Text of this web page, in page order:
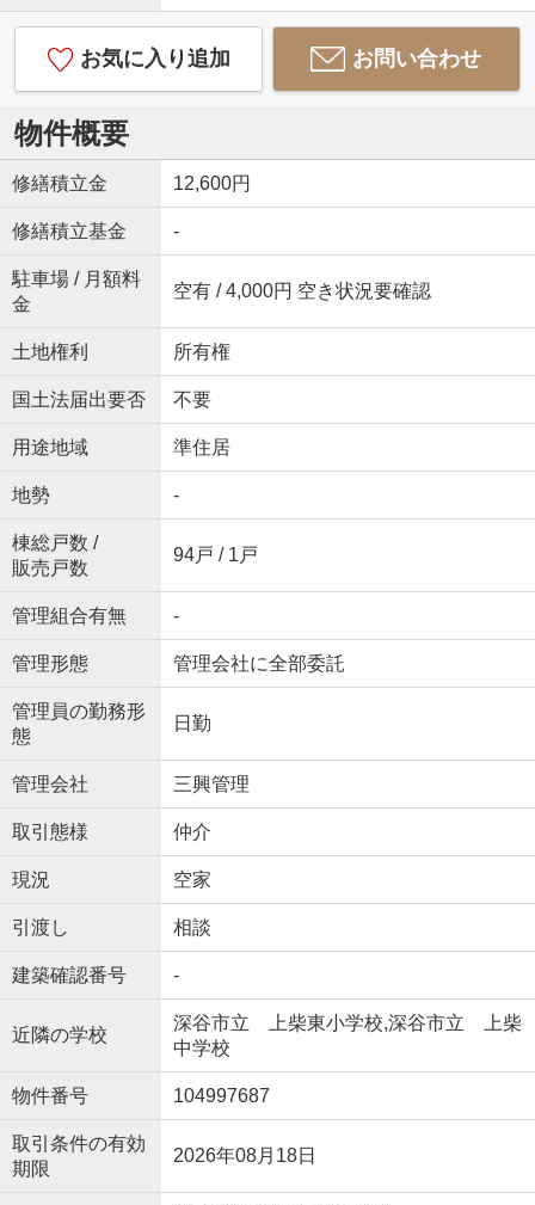
お気に入り追加 お問い合わせ
物件概要
修繕積立金 12,600円
修繕積立基金 -
駐車場 / 月額料
金
空有 / 4,000円 空き状況要確認
土地権利 所有権
国土法届出要否 不要
用途地域 準住居
地勢 -
棟総戸数 /
販売戸数
94戸 / 1戸
管理組合有無 -
管理形態 管理会社に全部委託
管理員の勤務形
態
日勤
管理会社 三興管理
取引態様 仲介
現況 空家
引渡し 相談
建築確認番号 -
近隣の学校
深谷市立 上柴東小学校,深谷市立 上柴
中学校
物件番号 104997687
取引条件の有効
期限
2026年08月18日